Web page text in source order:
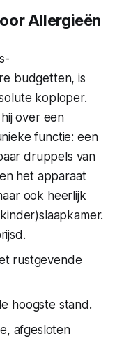
Allergieën
budgetten, is
koploper.
over een
functie: een
druppels van
het apparaat
ook heerlijk
rustgevende
hoogste stand.
afgesloten